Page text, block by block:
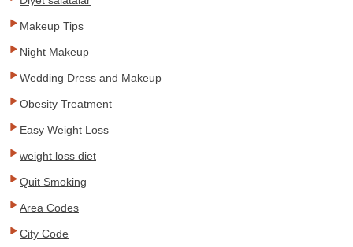
Makeup Tips
Night Makeup
Wedding Dress and Makeup
Obesity Treatment
Easy Weight Loss
weight loss diet
Quit Smoking
Area Codes
City Code